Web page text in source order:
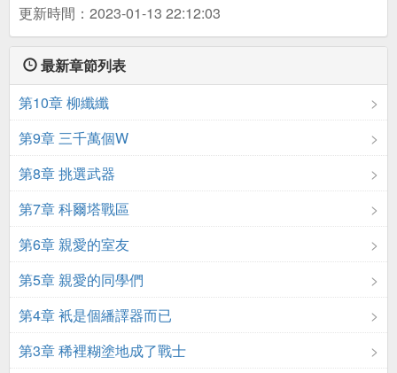
更新時間：2023-01-13 22:12:03
最新章節列表
第10章 柳纖纖
第9章 三千萬個W
第8章 挑選武器
第7章 科爾塔戰區
第6章 親愛的室友
第5章 親愛的同學們
第4章 衹是個繙譯器而已
第3章 稀裡糊塗地成了戰士